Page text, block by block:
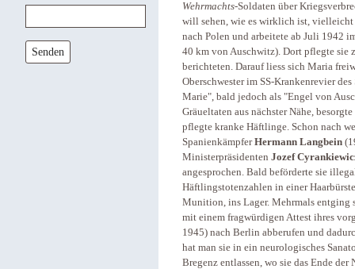
Senden
Wehrmachts-Soldaten über
will sehen, wie es wirklich ist,
nach Polen und arbeitete ab Juli 1942
40 km von Auschwitz). Dort pflegte sie
berichteten. Darauf liess sich Maria
Oberschwester im SS-Krankenrevier
Marie", bald jedoch als "Engel von
Gräueltaten aus nächster Nähe,
pflegte kranke Häftlinge. Schon nach
SpanienkämpferHermann Langbein
Ministerpräsidenten Jozef
angesprochen. Bald beförderte sie
Häftlingstotenzahlen in einer
Munition, ins Lager. Mehrmals entging
mit einem fragwürdigen Attest ihres
1945) nach Berlin abberufen und
hat man sie in ein neurologisches
Bregenz entlassen, wo sie das Ende